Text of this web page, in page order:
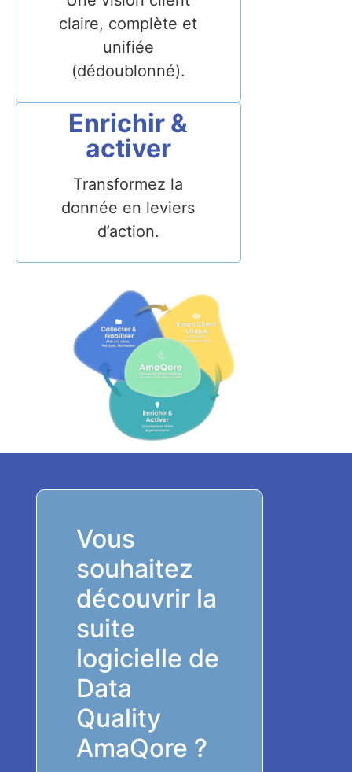
claire, complète et
unifiée
(dédoublonné).
Enrichir &
activer
Transformez la
donnée en leviers
d’action.
Vous
souhaitez
découvrir la
suite
logicielle de
Data
Quality
AmaQore ?